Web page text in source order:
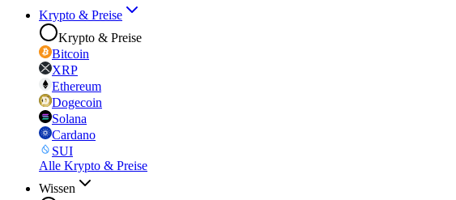
Krypto & Preise
Krypto & Preise
Bitcoin
XRP
Ethereum
Dogecoin
Solana
Cardano
SUI
Alle Krypto & Preise
Wissen